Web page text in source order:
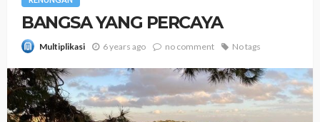
BANGSA YANG PERCAYA
Multiplikasi 6 years ago no comment No tags